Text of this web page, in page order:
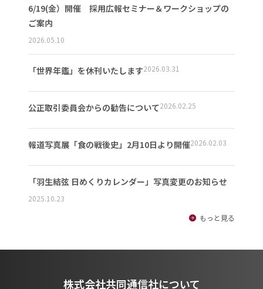
6/19(金）開催 採用広報セミナー＆ワークショップの
ご案内
2026.05.10
「世界年鑑」を休刊いたします2026.03.31
公正取引委員会からの勧告について2026.02.25
報道写真展「食の戦後史」2月10日より開催2026.02.03
「羽生結弦 日めくりカレンダー」写真変更のお知らせ
2025.10.23
もっと見る
株式会社共同通信社について